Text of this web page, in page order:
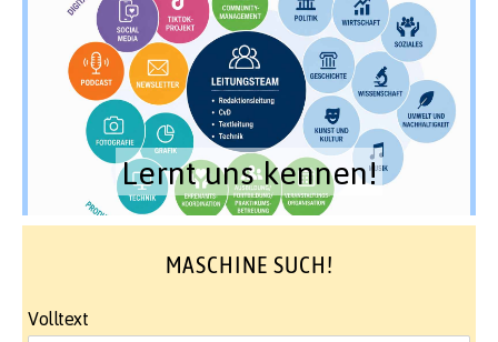
Lernt uns kennen!
MASCHINE SUCH!
Volltext